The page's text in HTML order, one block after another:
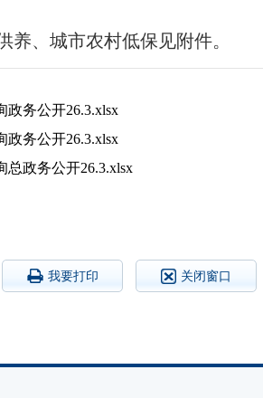
养、城市农村低保见附件。
政务公开26.3.xlsx
政务公开26.3.xlsx
总政务公开26.3.xlsx
我要打印 关闭窗口